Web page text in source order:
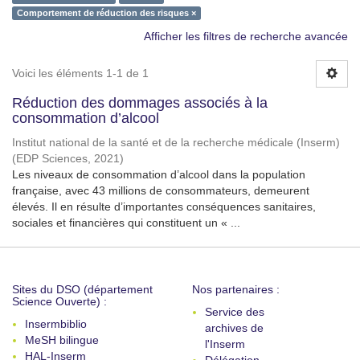
Comportement de réduction des risques ×
Afficher les filtres de recherche avancée
Voici les éléments 1-1 de 1
Réduction des dommages associés à la
consommation d’alcool
Institut national de la santé et de la recherche médicale (Inserm)
(EDP Sciences, 2021)
Les niveaux de consommation d’alcool dans la population
française, avec 43 millions de consommateurs, demeurent
élevés. Il en résulte d’importantes conséquences sanitaires,
sociales et financières qui constituent un « ...
Sites du DSO (département
Science Ouverte) :
Insermbiblio
MeSH bilingue
HAL-Inserm
Nos partenaires :
Service des
archives de
l'Inserm